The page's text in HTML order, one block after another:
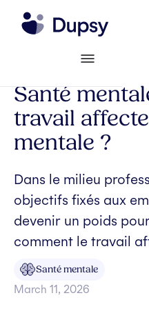
Santé
travail
mentale ?
Dans le milieu
objectifs fixés aux
devenir un poids
comment le travail
Santé mentale
March 11, 2026